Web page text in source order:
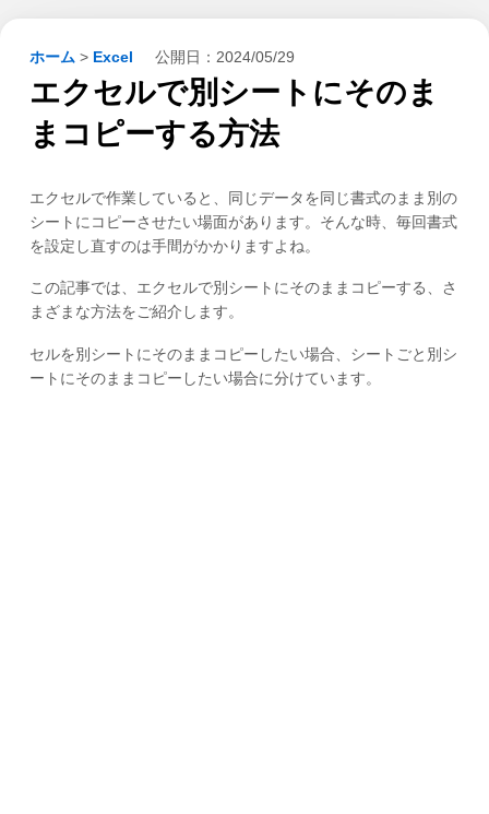
ホーム > Excel 公開日： 2024/05/29
エクセルで別シートにそのま
まコピーする方法
エクセルで作業していると、同じデータを同じ書式のまま別の
シートにコピーさせたい場面があります。そんな時、毎回書式
を設定し直すのは手間がかかりますよね。
この記事では、エクセルで別シートにそのままコピーする、さ
まざまな方法をご紹介します。
セルを別シートにそのままコピーしたい場合、シートごと別シ
ートにそのままコピーしたい場合に分けています。